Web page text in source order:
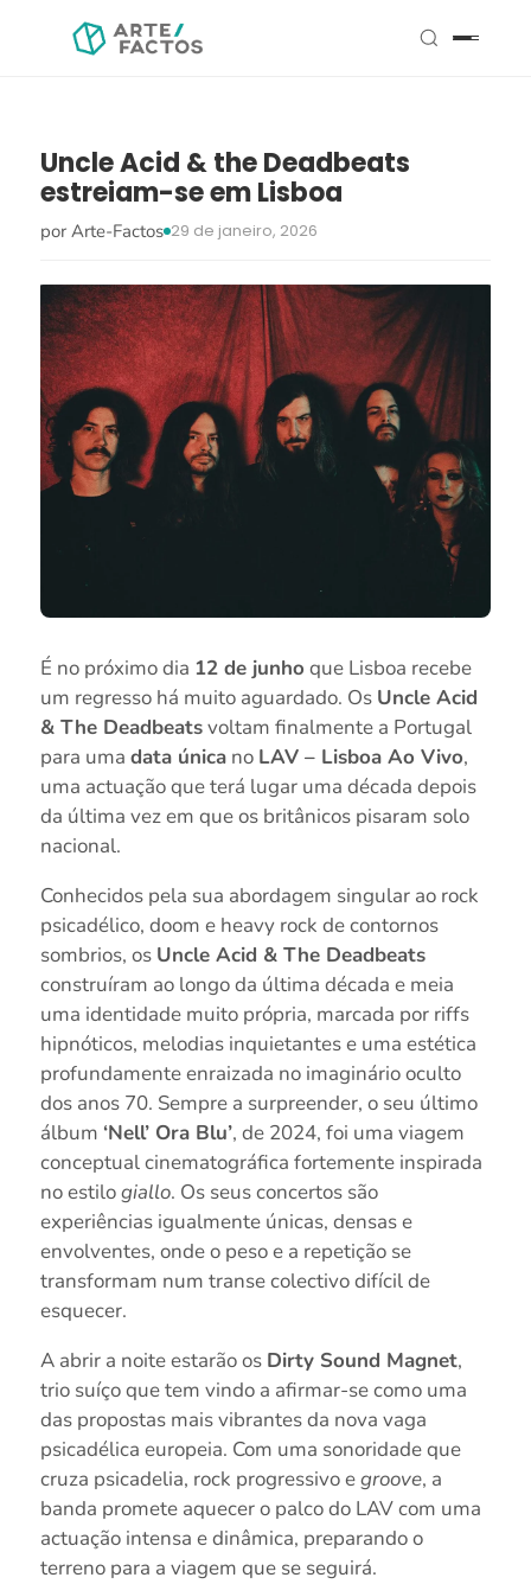
Uncle Acid & the Deadbeats
estreiam-se em Lisboa
por Arte-Factos 29 de janeiro, 2026
É no próximo dia 12 de junho que Lisboa recebe
um regresso há muito aguardado. Os Uncle Acid
& The Deadbeatsvoltam finalmente a Portugal
para uma data únicano LAV – Lisboa Ao Vivo,
uma actuação que terá lugar uma década depois
da última vez em que os britânicos pisaram solo
nacional.
Conhecidos pela sua abordagem singular ao rock
psicadélico, doom e heavy rock de contornos
sombrios, os Uncle Acid & The Deadbeats
construíram ao longo da última década e meia
uma identidade muito própria, marcada por riffs
hipnóticos, melodias inquietantes e uma estética
profundamente enraizada no imaginário oculto
dos anos 70. Sempre a surpreender, o seu último
álbum ‘Nell’ Ora Blu’, de 2024, foi uma viagem
conceptual cinematográfica fortemente inspirada
no estilogiallo. Os seus concertos são
experiências igualmente únicas, densas e
envolventes, onde o peso e a repetição se
transformam num transe colectivo difícil de
esquecer.
A abrir a noite estarão os Dirty Sound Magnet,
trio suíço que tem vindo a afirmar-se como uma
das propostas mais vibrantes da nova vaga
psicadélica europeia. Com uma sonoridade que
cruza psicadelia, rock progressivo egroove, a
banda promete aquecer o palco do LAV com uma
actuação intensa e dinâmica, preparando o
terreno para a viagem que se seguirá.